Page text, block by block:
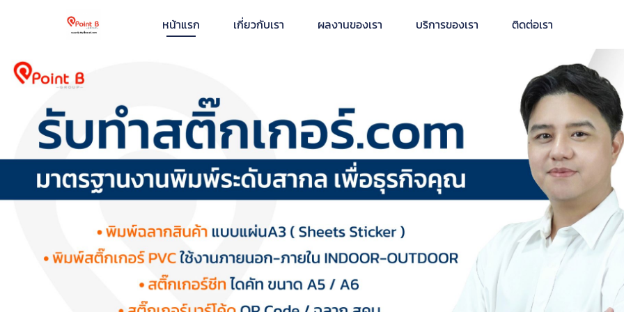
หน้าแรก เกี่ยวกับเรา ผลงานของเรา บริการของเรา ติดต่อเรา